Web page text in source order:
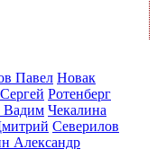
Павел Новак
Ротенберг
Чекалина
Северилов
Александр